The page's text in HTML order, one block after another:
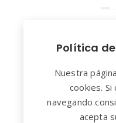
uso
Política
Nuestra
cookies. Si
navegando
acepta